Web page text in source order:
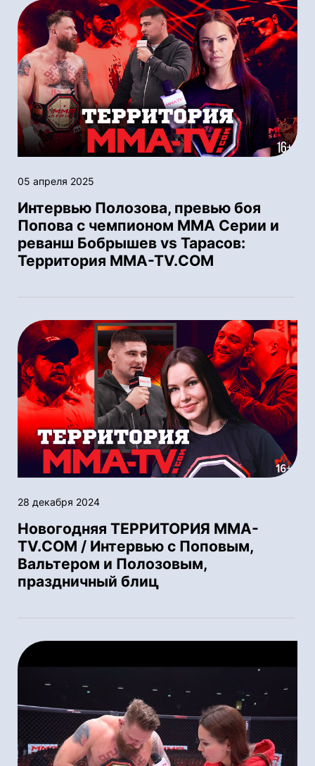
05 апреля 2025
Интервью Полозова, превью боя
Попова с чемпионом ММА Серии и
реванш Бобрышев vs Тарасов:
Территория MMA-TV.COM
28 декабря 2024
Новогодняя ТЕРРИТОРИЯ MMA-
TV.COM / Интервью с Поповым,
Вальтером и Полозовым,
праздничный блиц